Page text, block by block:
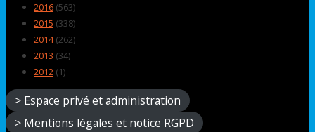
2016 (563)
2015 (338)
2014(262)
2013 (34)
2012 (1)
> Espace privé et administration
> Mentions légales et notice RGPD